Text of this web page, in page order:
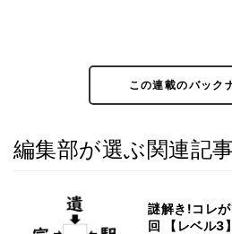
この連載のバック
編集部が選ぶ関連記事
謎解き!コレ
回 【レベル3